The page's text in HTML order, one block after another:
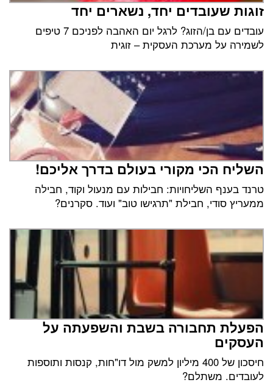
זוגות שעובדים יחד, נשארים יחד
עובדים עם בן/הזוג? לרגל יום האהבה לפניכם 7 טיפים
לשמירה על מערכת העסקית – זוגית
השליח הכי מקורי בעולם בדרך אליכם!
טרנד בענף השליחויות: חבילות עם מנעול וקוד, חבילה
ממעריץ סודי, חבילת "תרגישו טוב" ועוד. סקרנים?
הפעלת תחבורה בשבת והשפעתה על
העסקים
חיסכון של 400 מיליון למשק מול דו"חות, קנסות ותוספות
לעובדים. משתלם?